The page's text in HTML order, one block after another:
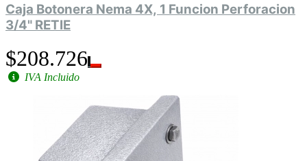
Caja Botonera Nema 4X, 1 Funcion Perforacion
3/4" RETIE
$208.726
IVA Incluido